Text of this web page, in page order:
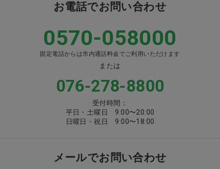
お電話でお問い合わせ
0570-058000
固定電話からは市内通話料金でご利用いただけます
または
076-278-8800
受付時間：
平日・土曜日 9:00〜20:00
日曜日・祝日 9:00〜18:00
メールでお問い合わせ